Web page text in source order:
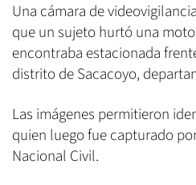
Una cámara de
que un sujeto hurtó una
encontraba estacionada
distrito de Sacacoyo,
Las imágenes permitieron
quien luego fue capturado
Nacional Civil.